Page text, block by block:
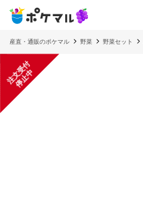
産直・通販のポケマル 野菜 野菜セット
注
文
受
付
停
止
中